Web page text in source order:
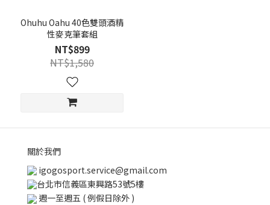
Ohuhu Oahu 40色雙頭酒精
性麥克筆套組
NT$899
NT$1,580
關於我們
igogosport.service@gmail.com
台北市信義區東興路53號5樓
週一至週五 ( 例假日除外 )